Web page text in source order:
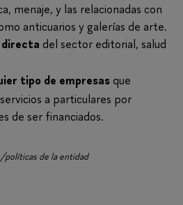
menaje, y las relacionadas con
anticuarios y galerías de arte.
directa del sector editorial, salud
tipo de empresas que
a particulares por
de ser financiados.
de la entidad